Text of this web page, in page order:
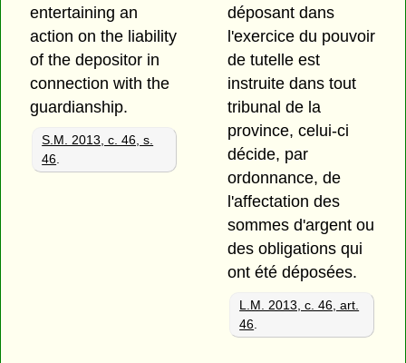
entertaining an
action on the liability
of the depositor in
connection with the
guardianship.
S.M. 2013, c. 46, s.
46
déposant dans
l'exercice du pouvoir
de tutelle est
instruite dans tout
tribunal de la
province, celui-ci
décide, par
ordonnance, de
l'affectation des
sommes d'argent ou
des obligations qui
ont été déposées.
L.M. 2013, c. 46, art.
46